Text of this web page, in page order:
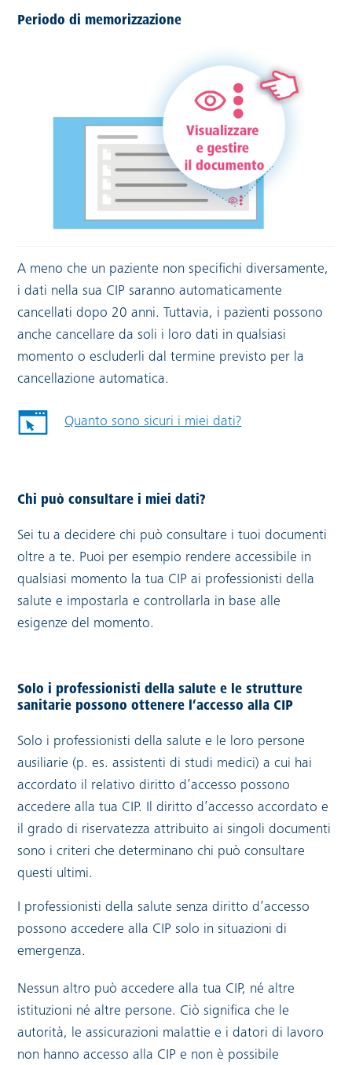
Periodo di memorizzazione
A meno che un paziente non specifichi diversamente,
i dati nella sua CIP saranno automaticamente
cancellati dopo 20 anni. Tuttavia, i pazienti possono
anche cancellare da soli i loro dati in qualsiasi
momento o escluderli dal termine previsto per la
cancellazione automatica.
Quanto sono sicuri i miei dati?
Chi può consultare i miei dati?
Sei tu a decidere chi può consultare i tuoi documenti
oltre a te. Puoi per esempio rendere accessibile in
qualsiasi momento la tua CIP ai professionisti della
salute e impostarla e controllarla in base alle
esigenze del momento.
Solo i professionisti della salute e le strutture
sanitarie possono ottenere l’accesso alla CIP
Solo i professionisti della salute e le loro persone
ausiliarie (p. es. assistenti di studi medici) a cui hai
accordato il relativo diritto d’accesso possono
accedere alla tua CIP. Il diritto d’accesso accordato e
il grado di riservatezza attribuito ai singoli documenti
sono i criteri che determinano chi può consultare
questi ultimi.
I professionisti della salute senza diritto d’accesso
possono accedere alla CIP solo in situazioni di
emergenza.
Nessun altro può accedere alla tua CIP, né altre
istituzioni né altre persone. Ciò significa che le
autorità, le assicurazioni malattie e i datori di lavoro
non hanno accesso alla CIP e non è possibile